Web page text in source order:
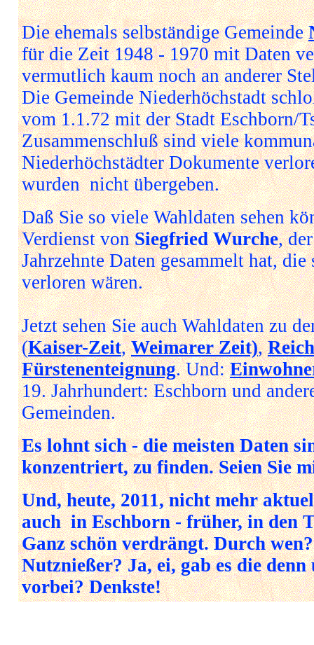
Die ehemals selbständige Gemeinde
für die Zeit 1948 - 1970 mit Daten
vermutlich kaum noch an anderer
Die Gemeinde Niederhöchstadt
vom 1.1.72 mit der Stadt Eschborn/
Zusammenschluß sind viele
Niederhöchstädter Dokumente
wurden nicht übergeben.
Daß Sie so viele Wahldaten sehen
Verdienst vonSiegfried Wurche,
Jahrzehnte Daten gesammelt hat,
verloren wären.
Jetzt sehen Sie auch Wahldaten zu
(Kaiser-Zeit,Weimarer Zeit),
Fürstenenteignung. Und:
19. Jahrhundert: Eschborn und
Gemeinden.
Es lohnt sich - die meisten Daten
konzentriert, zu finden. Seien Sie
Und, heute, 2011, nicht mehr
auch in Eschborn - früher, in den
Ganz schön verdrängt. Durch
Nutznießer? Ja, ei, gab es die
vorbei? Denkste!